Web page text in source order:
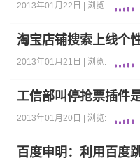
2013年01月22日 | 浏览:
淘宝店铺搜索上线个
2013年01月21日 | 浏览:
工信部叫停抢票插件
2013年01月20日 | 浏览:
百度申明：利用百度